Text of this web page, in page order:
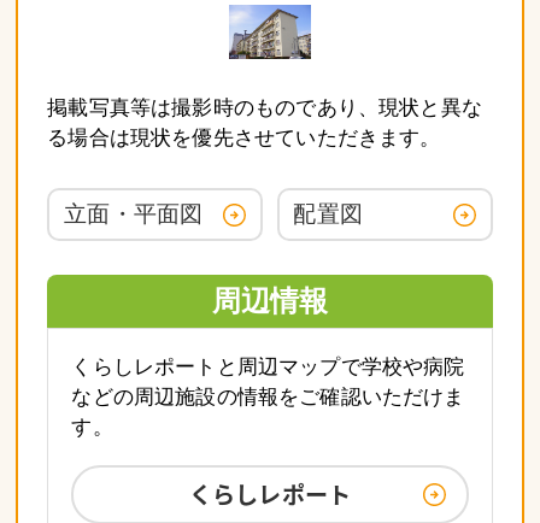
掲載写真等は撮影時のものであり、現状と異な
る場合は現状を優先させていただきます。
立面・平面図 配置図
周辺情報
くらしレポートと周辺マップで学校や病院
などの周辺施設の情報をご確認いただけま
す。
くらしレポート